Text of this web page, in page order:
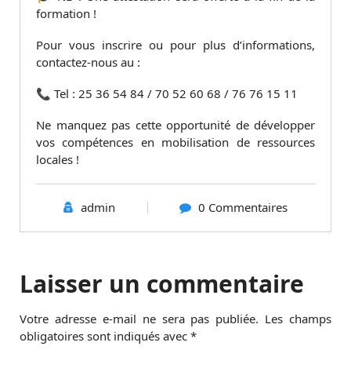
formation !
Pour vous inscrire ou pour plus d’informations,
contactez-nous au :
📞 Tel : 25 36 54 84 / 70 52 60 68 / 76 76 15 11
Ne manquez pas cette opportunité de développer
vos compétences en mobilisation de ressources
locales !
admin 0 Commentaires
Laisser un commentaire
Votre adresse e-mail ne sera pas publiée. Les champs
obligatoires sont indiqués avec *